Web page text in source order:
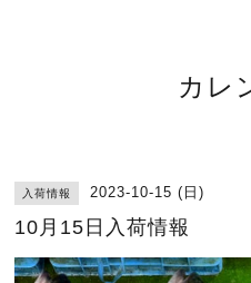
カレ
入荷情報 2023-10-15 (日)
10月15日入荷情報